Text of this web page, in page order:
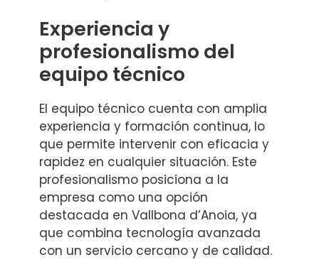
Experiencia y
profesionalismo del
equipo técnico
El equipo técnico cuenta con amplia
experiencia y formación continua, lo
que permite intervenir con eficacia y
rapidez en cualquier situación. Este
profesionalismo posiciona a la
empresa como una opción
destacada en Vallbona d’Anoia, ya
que combina tecnología avanzada
con un servicio cercano y de calidad.